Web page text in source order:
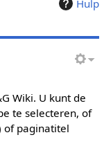
Hulp
Wiki. U kunt de
te selecteren, of
of paginatitel